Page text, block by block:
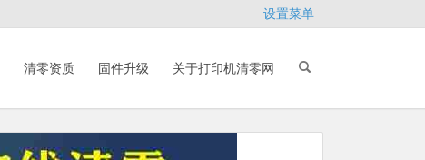
设置菜单
清零资质 固件升级 关于打印机清零网